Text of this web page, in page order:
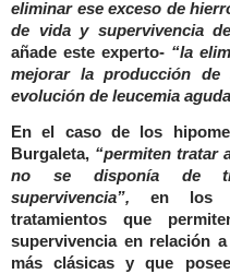
eliminar ese exceso de
de vida y supervivencia
añade este experto- “la
mejorar la producción
evolución de leucemia
En el caso de los
Burgaleta, “permiten tratar
no se disponía de
supervivencia”,en los
tratamientos que
supervivencia en relación
más clásicas y que